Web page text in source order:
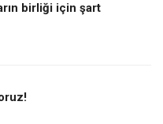
birliği için şart